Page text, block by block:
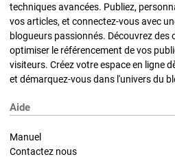
techniques avancées. Publiez,
vos articles, et connectez-vous avec
blogueurs passionnés. Découvrez
optimiser le référencement de vos
visiteurs. Créez votre espace en ligne
et démarquez-vous dans l'univers du
Aide
Manuel
Contactez nous